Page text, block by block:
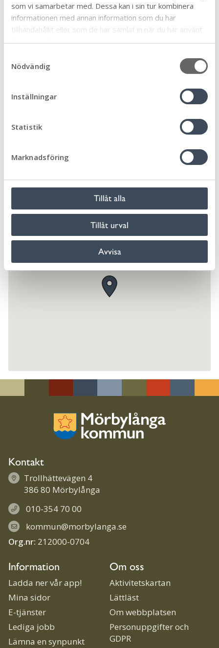
som vi samarbetar med. Dessa kan i sin tur kombinera
informationen med annan information som du har
tillhandahållit eller som de har samlat in när du har använt
deras tjänster.
Nödvändig
Inställningar
Statistik
Marknadsföring
Tillåt alla
Tillåt urval
Avvisa
Dela sidan:
Twit
ter
Skriv
ut
Kontakt
Trollhättevägen 4
386 80 Mörbylånga
010-354 70 00
kommun@morbylanga.se
Org.nr: 212000-0704
Information
Ladda ner vår app!
Mina sidor
E-tjänster
Lediga jobb
Lämna en synpunkt
Om oss
Aktivitetskartan
Lättläst
Om webbplatsen
Personuppgifter och
GDPR